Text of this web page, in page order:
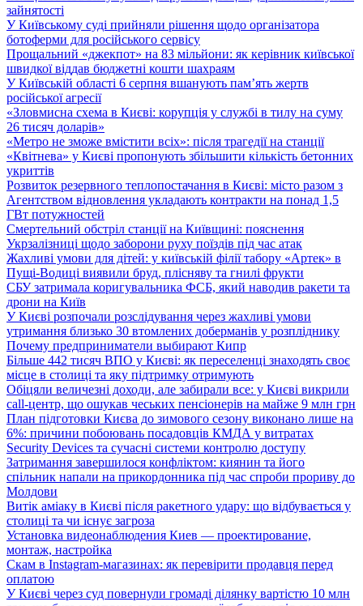
зайнятості
У Київському суді прийняли рішення щодо організатора
ботоферми для російського сервісу
Прощальний «джекпот» на 83 мільйони: як керівник київської
швидкої віддав бюджетні кошти шахраям
У Київській області 6 серпня вшанують пам’ять жертв
російської агресії
«Зловмисна схема в Києві: корупція у службі в тилу на суму
26 тисяч доларів»
«Метро не зможе вмістити всіх»: після трагедії на станції
«Квітнева» у Києві пропонують збільшити кількість бетонних
укриттів
Розвиток резервного теплопостачання в Києві: місто разом з
Агентством відновлення укладають контракти на понад 1,5
ГВт потужностей
Смертельний обстріл станції на Київщині: пояснення
Укрзалізниці щодо заборони руху поїздів під час атак
Жахливі умови для дітей: у київській філії табору «Артек» в
Пущі-Водиці виявили бруд, плісняву та гнилі фрукти
СБУ затримала коригувальника ФСБ, який наводив ракети та
дрони на Київ
У Києві розпочали розслідування через жахливі умови
утримання близько 30 втомлених доберманів у розпліднику
Почему предприниматели выбирают Кипр
Більше 442 тисяч ВПО у Києві: як переселенці знаходять своє
місце в столиці та яку підтримку отримують
Обіцяли величезні доходи, але забирали все: у Києві викрили
call-центр, що ошукав чеських пенсіонерів на майже 9 млн грн
План підготовки Києва до зимового сезону виконано лише на
6%: причини побоювань посадовців КМДА у витратах
Security Devices та сучасні системи контролю доступу
Затримання завершилося конфліктом: киянин та його
спільник напали на прикордонника під час спроби прориву до
Молдови
Витік аміаку в Києві після ракетного удару: що відбувається у
столиці та чи існує загроза
Установка видеонаблюдения Киев — проектирование,
монтаж, настройка
Скам в Instagram-магазинах: як перевірити продавця перед
оплатою
У Києві через суд повернули громаді ділянку вартістю 10 млн